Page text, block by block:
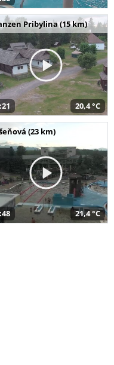
Pribylina (15 km)
20,4 °C
(23 km)
21,4 °C